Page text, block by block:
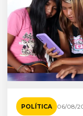
POLÍTICA 06/08/